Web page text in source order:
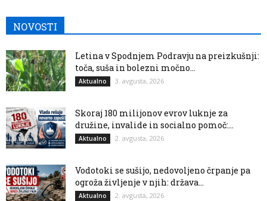
NOVOSTI
Letina v Spodnjem Podravju na preizkušnji:
toča, suša in bolezni močno...
Aktualno 3. avgusta, 2026
Skoraj 180 milijonov evrov luknje za
družine, invalide in socialno pomoč:...
Aktualno 2. avgusta, 2026
Vodotoki se sušijo, nedovoljeno črpanje pa
ogroža življenje v njih: država...
Aktualno 2. avgusta, 2026